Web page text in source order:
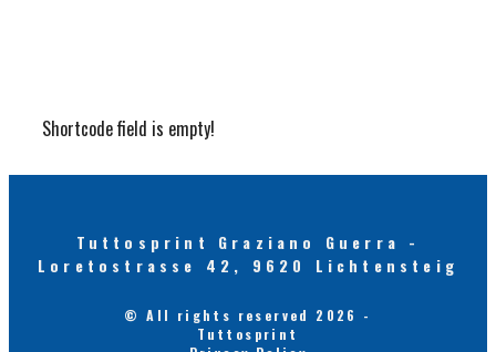
Shortcode field is empty!
Tuttosprint Graziano Guerra -
Loretostrasse 42, 9620 Lichtensteig
© All rights reserved 2026 -
Tuttosprint